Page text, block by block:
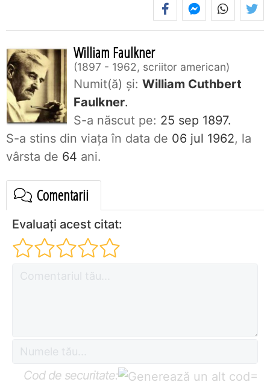
William Faulkner
1897 - 1962, scriitor american
Numit(ă) și: William Cuthbert
Faulkner.
S-a născut pe: 25 sep 1897.
S-a stins din viaţa în data de 06 jul 1962, la
vârsta de 64 ani.
Comentarii
Evaluați acest citat:
Cod de securitate: =